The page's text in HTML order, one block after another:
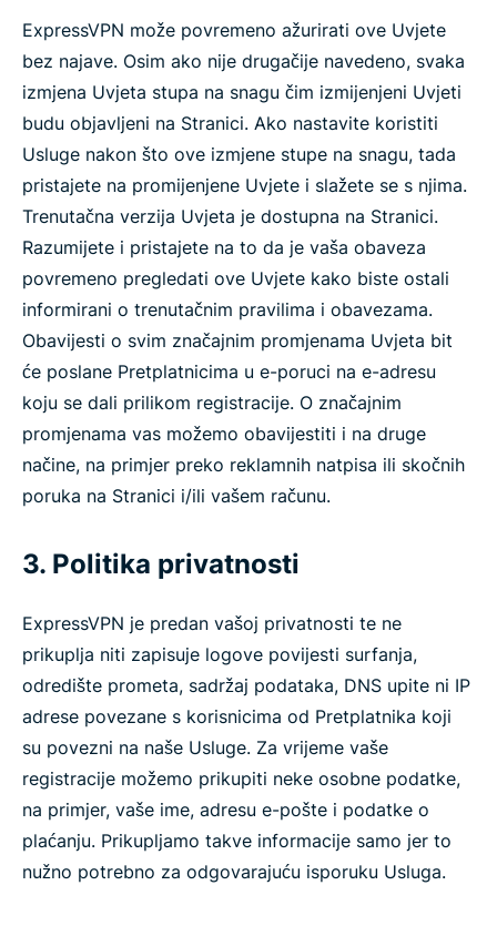
ExpressVPN može povremeno ažurirati ove Uvjete
bez najave. Osim ako nije drugačije navedeno, svaka
izmjena Uvjeta stupa na snagu čim izmijenjeni Uvjeti
budu objavljeni na Stranici. Ako nastavite koristiti
Usluge nakon što ove izmjene stupe na snagu, tada
pristajete na promijenjene Uvjete i slažete se s njima.
Trenutačna verzija Uvjeta je dostupna na Stranici.
Razumijete i pristajete na to da je vaša obaveza
povremeno pregledati ove Uvjete kako biste ostali
informirani o trenutačnim pravilima i obavezama.
Obavijesti o svim značajnim promjenama Uvjeta bit
će poslane Pretplatnicima u e-poruci na e-adresu
koju se dali prilikom registracije. O značajnim
promjenama vas možemo obavijestiti i na druge
načine, na primjer preko reklamnih natpisa ili skočnih
poruka na Stranici i/ili vašem računu.
3. Politika privatnosti
ExpressVPN je predan vašoj privatnosti te ne
prikuplja niti zapisuje logove povijesti surfanja,
odredište prometa, sadržaj podataka, DNS upite ni IP
adrese povezane s korisnicima od Pretplatnika koji
su povezni na naše Usluge. Za vrijeme vaše
registracije možemo prikupiti neke osobne podatke,
na primjer, vaše ime, adresu e-pošte i podatke o
plaćanju. Prikupljamo takve informacije samo jer to
nužno potrebno za odgovarajuću isporuku Usluga.